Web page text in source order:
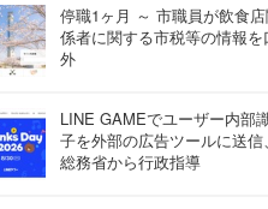
停職1ヶ月 ～ 市職員が飲食
係者に関する市税等の情報を
外
LINE GAMEでユーザー内部
子を外部の広告ツールに送信、
総務省から行政指導